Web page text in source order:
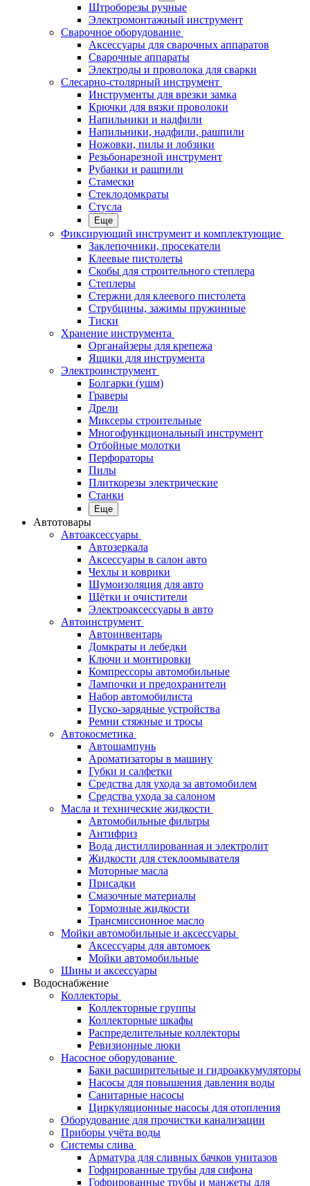
Штроборезы ручные
Электромонтажный инструмент
Сварочное оборудование
Аксессуары для сварочных аппаратов
Сварочные аппараты
Электроды и проволока для сварки
Слесарно-столярный инструмент
Инструменты для врезки замка
Крючки для вязки проволоки
Напильники и надфили
Напильники, надфили, рашпили
Ножовки, пилы и лобзики
Резьбонарезной инструмент
Рубанки и рашпили
Стамески
Стеклодомкраты
Стусла
Еще
Фиксирующий инструмент и комплектующие
Заклепочники, просекатели
Клеевые пистолеты
Скобы для строительного степлера
Степлеры
Стержни для клеевого пистолета
Струбцины, зажимы пружинные
Тиски
Хранение инструмента
Органайзеры для крепежа
Ящики для инструмента
Электроинструмент
Болгарки (ушм)
Граверы
Дрели
Миксеры строительные
Многофункциональный инструмент
Отбойные молотки
Перфораторы
Пилы
Плиткорезы электрические
Станки
Еще
Автотовары
Автоаксессуары
Автозеркала
Аксессуары в салон авто
Чехлы и коврики
Шумоизоляция для авто
Щётки и очистители
Электроаксессуары в авто
Автоинструмент
Автоинвентарь
Домкраты и лебедки
Ключи и монтировки
Компрессоры автомобильные
Лампочки и предохранители
Набор автомобилиста
Пуско-зарядные устройства
Ремни стяжные и тросы
Автокосметика
Автошампунь
Ароматизаторы в машину
Губки и салфетки
Средства для ухода за автомобилем
Средства ухода за салоном
Масла и технические жидкости
Автомобильные фильтры
Антифриз
Вода дистиллированная и электролит
Жидкости для стеклоомывателя
Моторные масла
Присадки
Смазочные материалы
Тормозные жидкости
Трансмиссионное масло
Мойки автомобильные и аксессуары
Аксессуары для автомоек
Мойки автомобильные
Шины и аксессуары
Водоснабжение
Коллекторы
Коллекторные группы
Коллекторные шкафы
Распределительные коллекторы
Ревизионные люки
Насосное оборудование
Баки расширительные и гидроаккумуляторы
Насосы для повышения давления воды
Санитарные насосы
Циркуляционные насосы для отопления
Оборудование для прочистки канализации
Приборы учёта воды
Системы слива
Арматура для сливных бачков унитазов
Гофрированные трубы для сифона
Гофрированные трубы и манжеты для